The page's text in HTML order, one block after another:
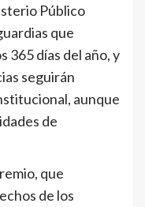
Público
que
365 días del año, y
seguirán
aunque
de
que
de los